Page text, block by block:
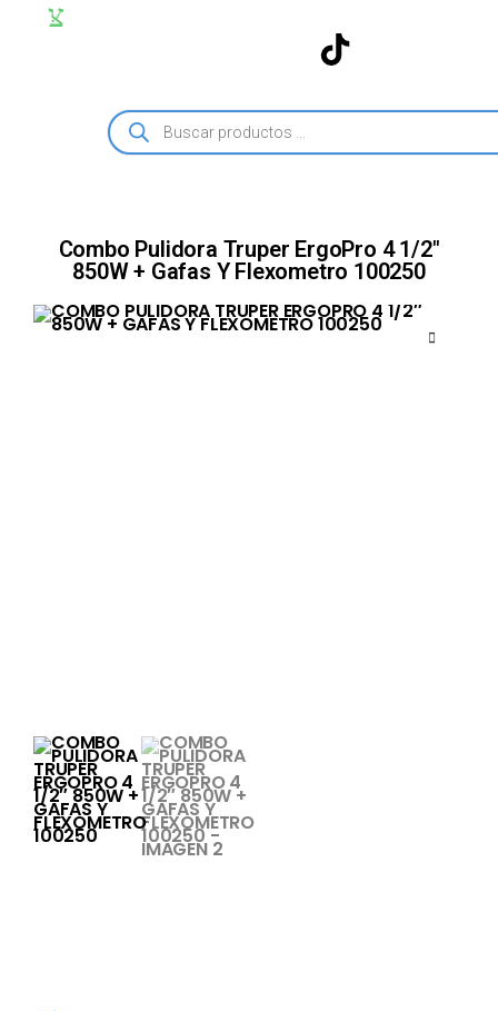
Combo Pulidora Truper ErgoPro 4 1/2″
850W + Gafas Y Flexometro 100250